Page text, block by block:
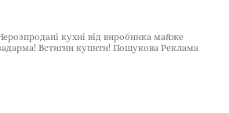
кухні від виробника майже
Встигни купити! Пошукова Реклама